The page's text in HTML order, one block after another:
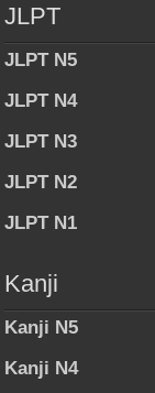
JLPT
JLPT N5
JLPT N4
JLPT N3
JLPT N2
JLPT N1
Kanji
Kanji N5
Kanji N4